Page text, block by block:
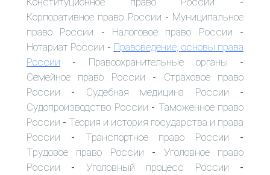
Корпоративное право России - Муниципальное
право России - Налоговое право России -
Нотариат России - Правоведение, основы права
России - Правоохранительные органы -
Семейное право России - Страховое право
России - Судебная медицина России -
Судопроизводство России - Таможенное право
России - Теория и история государства и права
России - Транспортное право России -
Трудовое право России - Уголовное право
России - Уголовный процесс России -